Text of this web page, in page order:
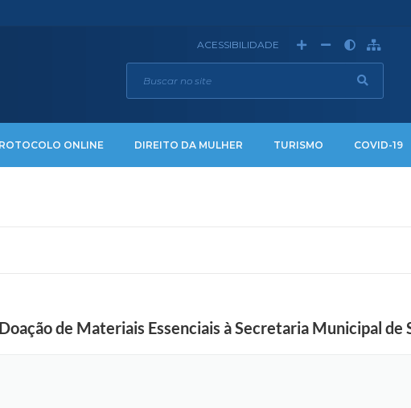
ACESSIBILIDADE
ONLINE DIREITO DA MULHER TURISMO COVID-19
de Materiais Essenciais à Secretaria Municipal de